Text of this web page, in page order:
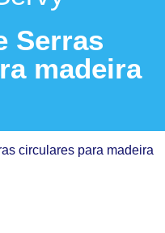
Serras
madeira
circulares para madeira